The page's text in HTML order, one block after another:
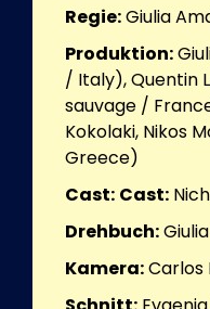
Regie:Giulia
Produktion:
/ Italy), Quentin
sauvage /
Kokolaki, Nikos
Greece)
Cast: Cast:
Drehbuch:
Kamera:Carlos